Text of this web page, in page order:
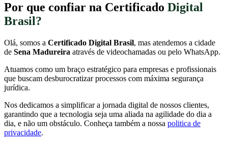
Por que confiar na Certificado Digital
Brasil?
Olá, somos a Certificado Digital Brasil, mas atendemos a cidade
de Sena Madureira através de videochamadas ou pelo WhatsApp.
Atuamos como um braço estratégico para empresas e profissionais
que buscam desburocratizar processos com máxima segurança
jurídica.
Nos dedicamos a simplificar a jornada digital de nossos clientes,
garantindo que a tecnologia seja uma aliada na agilidade do dia a
dia, e não um obstáculo. Conheça também a nossa politica de
privacidade.